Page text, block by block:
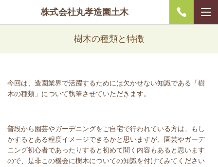
株式会社丸孝造園土木
樹木の種類と特徴
今回は、造園業界で活躍するためには欠かせない知識である「樹
木の種類」について執筆させていただきます。
普段から園芸やガーデニングをご自宅で行われている方は、もし
かするとある程度イメージできるかと思いますが、園芸やガーデ
ニング初心者であったりすると初めて聞く内容もあると思います
ので、是非この機会に樹木についての知識を付けてみてください